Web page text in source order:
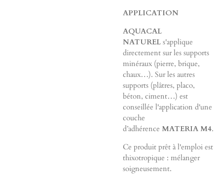
APPLICATION
AQUACAL
NATUREL s'applique
directement sur les supports
minéraux (pierre, brique,
chaux…). Sur les autres
supports (plâtres, placo,
béton, ciment…) est
conseillée l'application d'une
couche
d’adhérence MATERIA M4.
Ce produit prêt à l'emploi est
thixotropique : mélanger
soigneusement.